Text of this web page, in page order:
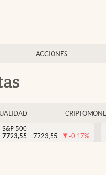
ACCIONES
S&P 500
7723,55
7723,55 -0.17%